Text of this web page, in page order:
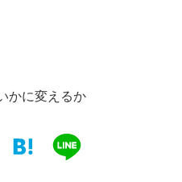
かに変えるか